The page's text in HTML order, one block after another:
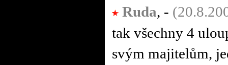
Ruda, -
tak všechny 4
svým majitelům,